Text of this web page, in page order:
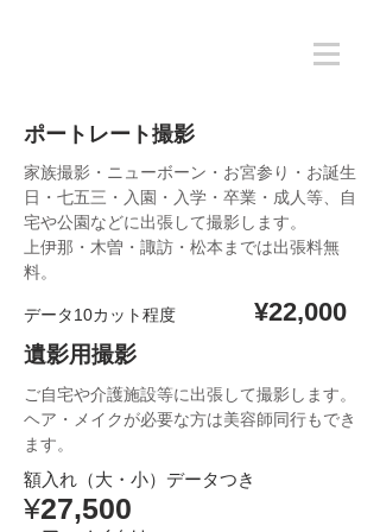
ポートレート撮影
家族撮影・ニューボーン・お宮参り・お誕生
日・七五三・入園・入学・卒業・成人等、自
宅や公園などに出張して撮影します。
​上伊那・木曽・諏訪・松本までは出張料無
料。
データ10カット程度 ¥22,000
遺影用撮影
​ご自宅や介護施設等に出張して撮影します。
ヘア・メイクが必要な方は美容師同行もでき
ます。
額入れ（大・小）データつき
¥27,500